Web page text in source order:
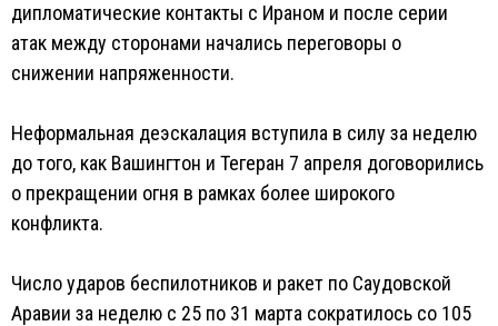
дипломатические контакты с Ираном и после серии
атак между сторонами начались переговоры о
снижении напряженности.
Неформальная деэскалация вступила в силу за неделю
до того, как Вашингтон и Тегеран 7 апреля договорились
о прекращении огня в рамках более широкого
конфликта.
Число ударов беспилотников и ракет по Саудовской
Аравии за неделю с 25 по 31 марта сократилось со 105